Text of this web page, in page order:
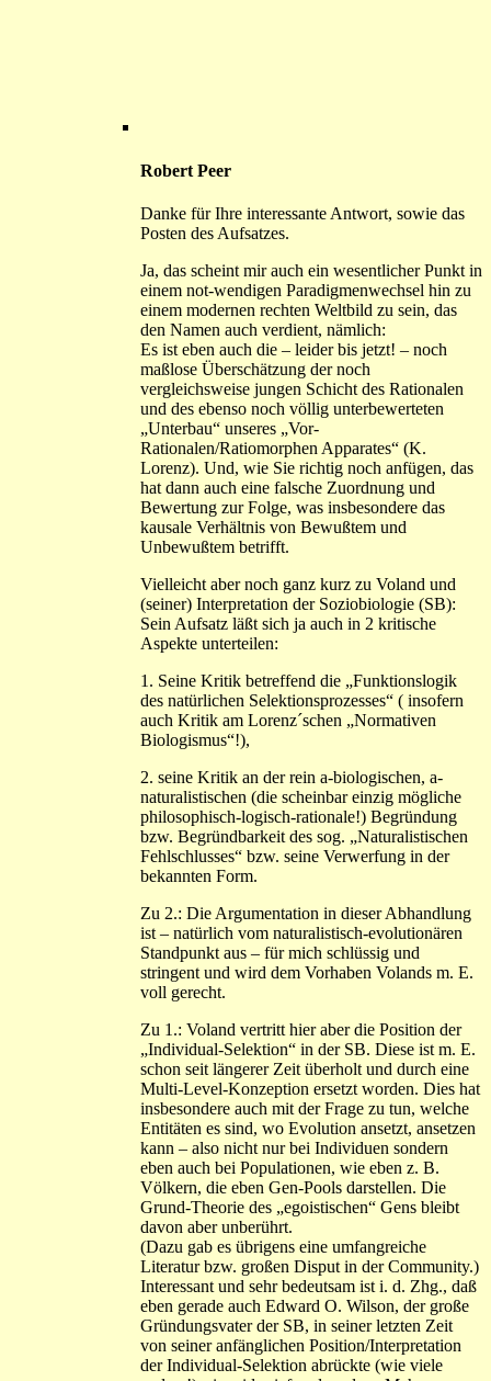
Robert Peer
Danke für Ihre interessante Antwort, sowie das
Posten des Aufsatzes.
Ja, das scheint mir auch ein wesentlicher Punkt in
einem not-wendigen Paradigmenwechsel hin zu
einem modernen rechten Weltbild zu sein, das
den Namen auch verdient, nämlich:
Es ist eben auch die – leider bis jetzt! – noch
maßlose Überschätzung der noch
vergleichsweise jungen Schicht des Rationalen
und des ebenso noch völlig unterbewerteten
„Unterbau“ unseres „Vor-
Rationalen/Ratiomorphen Apparates“ (K.
Lorenz). Und, wie Sie richtig noch anfügen, das
hat dann auch eine falsche Zuordnung und
Bewertung zur Folge, was insbesondere das
kausale Verhältnis von Bewußtem und
Unbewußtem betrifft.
Vielleicht aber noch ganz kurz zu Voland und
(seiner) Interpretation der Soziobiologie (SB):
Sein Aufsatz läßt sich ja auch in 2 kritische
Aspekte unterteilen:
1. Seine Kritik betreffend die „Funktionslogik
des natürlichen Selektionsprozesses“ ( insofern
auch Kritik am Lorenz´schen „Normativen
Biologismus“!),
2. seine Kritik an der rein a-biologischen, a-
naturalistischen (die scheinbar einzig mögliche
philosophisch-logisch-rationale!) Begründung
bzw. Begründbarkeit des sog. „Naturalistischen
Fehlschlusses“ bzw. seine Verwerfung in der
bekannten Form.
Zu 2.: Die Argumentation in dieser Abhandlung
ist – natürlich vom naturalistisch-evolutionären
Standpunkt aus – für mich schlüssig und
stringent und wird dem Vorhaben Volands m. E.
voll gerecht.
Zu 1.: Voland vertritt hier aber die Position der
„Individual-Selektion“ in der SB. Diese ist m. E.
schon seit längerer Zeit überholt und durch eine
Multi-Level-Konzeption ersetzt worden. Dies hat
insbesondere auch mit der Frage zu tun, welche
Entitäten es sind, wo Evolution ansetzt, ansetzen
kann – also nicht nur bei Individuen sondern
eben auch bei Populationen, wie eben z. B.
Völkern, die eben Gen-Pools darstellen. Die
Grund-Theorie des „egoistischen“ Gens bleibt
davon aber unberührt.
(Dazu gab es übrigens eine umfangreiche
Literatur bzw. großen Disput in der Community.)
Interessant und sehr bedeutsam ist i. d. Zhg., daß
eben gerade auch Edward O. Wilson, der große
Gründungsvater der SB, in seiner letzten Zeit
von seiner anfänglichen Position/Interpretation
der Individual-Selektion abrückte (wie viele